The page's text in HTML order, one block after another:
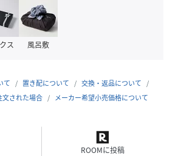
、アクリル、ナイロン、ポリウレタン
ス 風呂敷
て 置き配について
交換・返品について
文された場合
メーカー希望小売価格について
ROOMに投稿